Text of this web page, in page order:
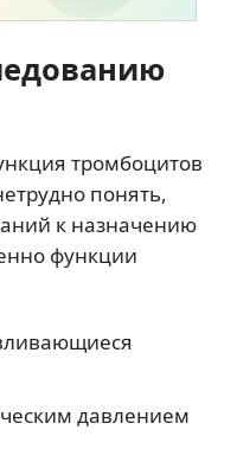
тромбоцитов
понять,
к назначению
функции
давлением